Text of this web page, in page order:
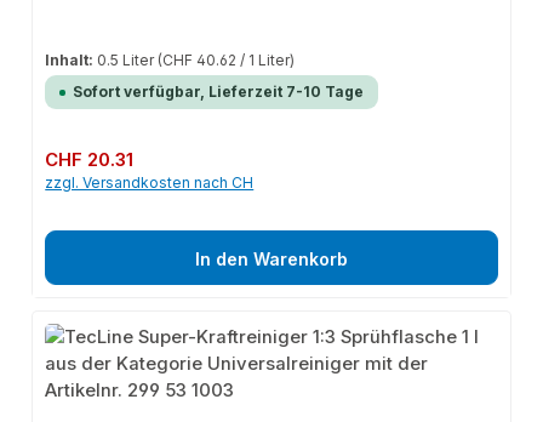
Inhalt: 0.5 Liter (CHF 40.62 / 1 Liter)
Sofort verfügbar, Lieferzeit 7-10 Tage
Regulärer Preis:
CHF 20.31
zzgl. Versandkosten nach CH
In den Warenkorb